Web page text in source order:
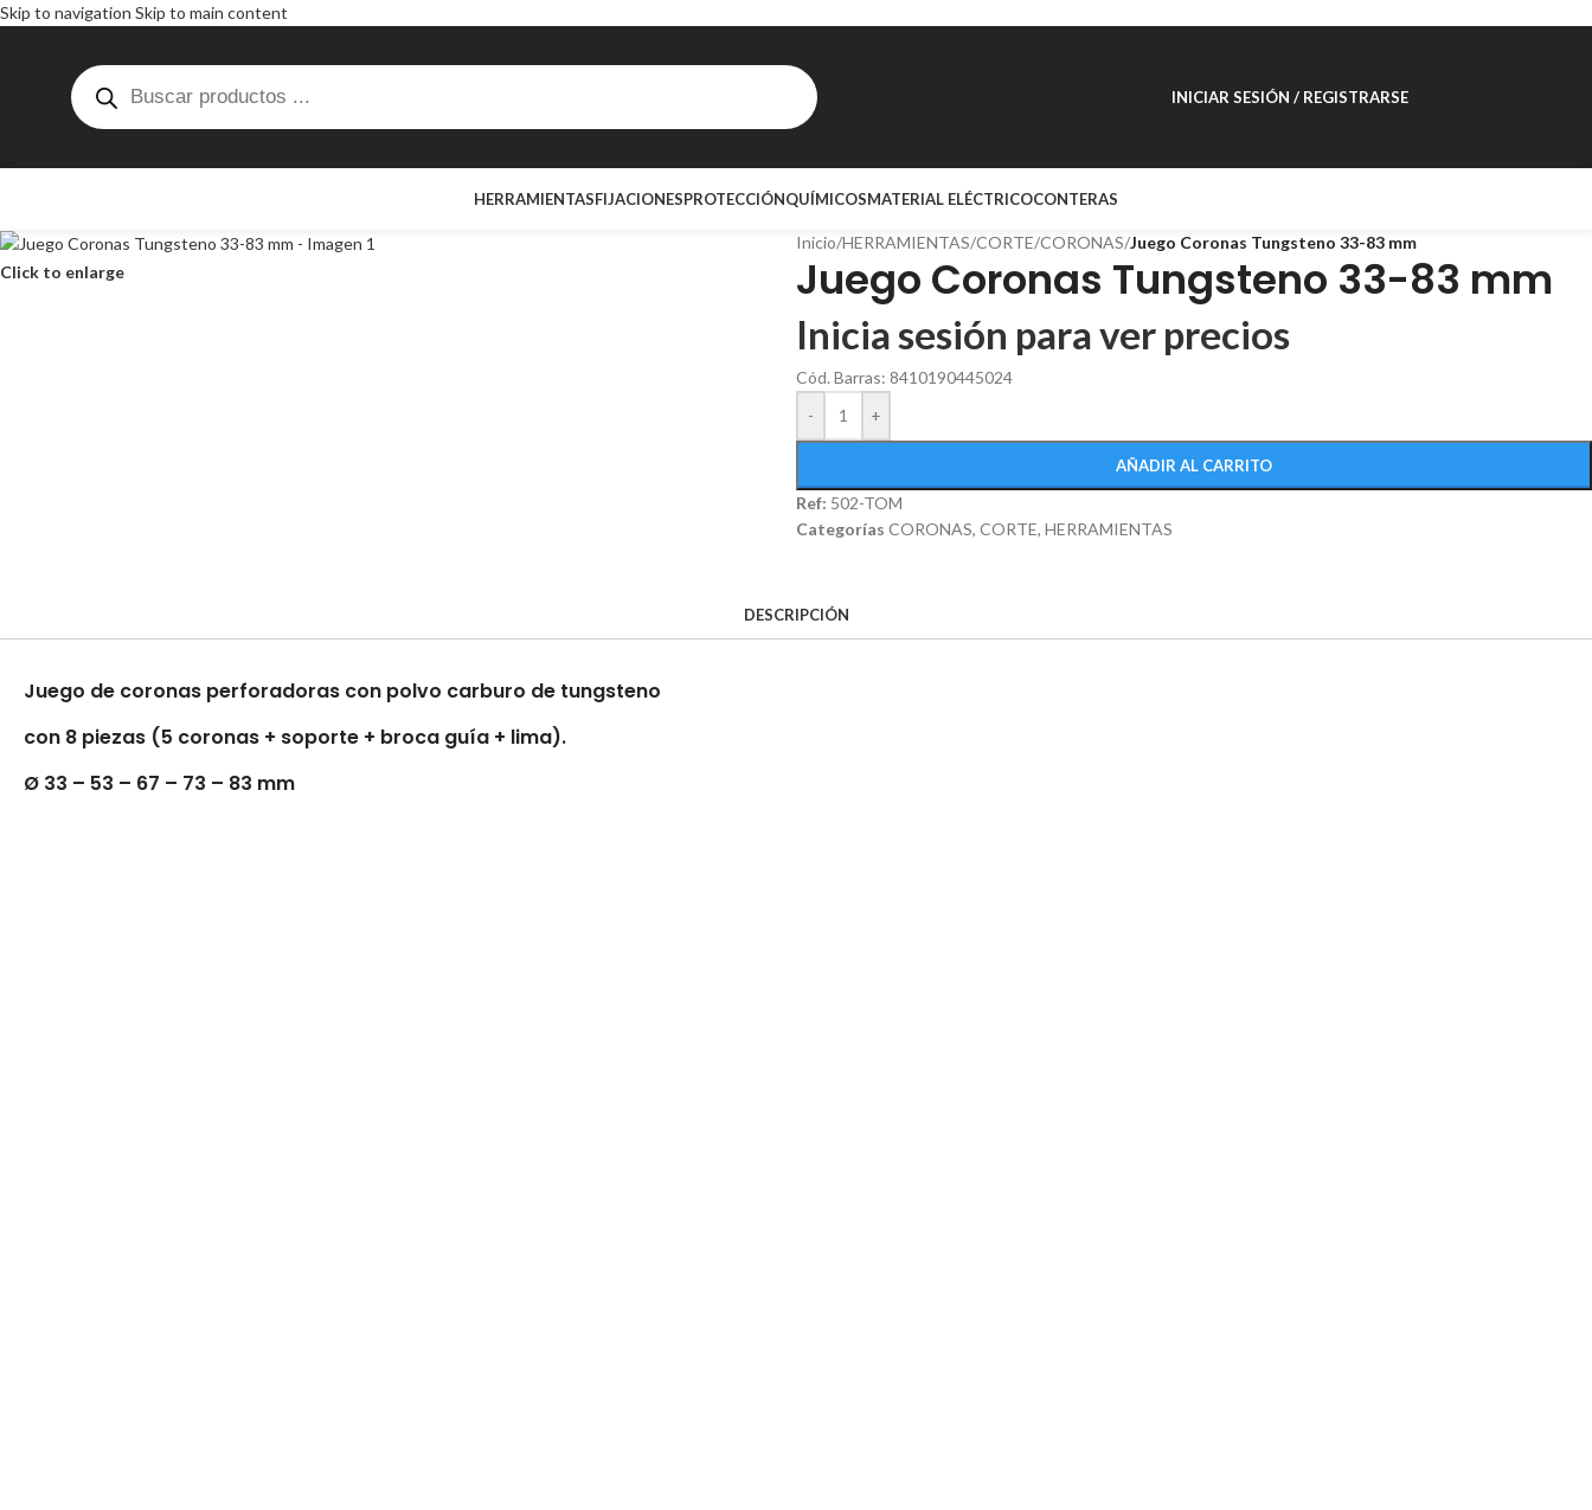
Skip to navigation Skip to main content
INICIAR SESIÓN / REGISTRARSE
HERRAMIENTASFIJACIONESPROTECCIÓNQUÍMICOSMATERIAL ELÉCTRICOCONTERAS
Click to enlarge
Inicio/HERRAMIENTAS/CORTE/CORONAS/Juego Coronas Tungsteno 33-83 mm
Juego Coronas Tungsteno 33-83 mm
Inicia sesión para ver precios
Cód. Barras: 8410190445024
-
+
AÑADIR AL CARRITO
Ref: 502-TOM
Categorías CORONAS, CORTE, HERRAMIENTAS
DESCRIPCIÓN
Juego de coronas perforadoras con polvo carburo de tungsteno
con 8 piezas (5 coronas + soporte + broca guía + lima).
Ø 33 – 53 – 67 – 73 – 83 mm